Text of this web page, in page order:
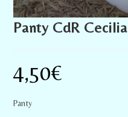
Panty CdR
4,50€
Panty